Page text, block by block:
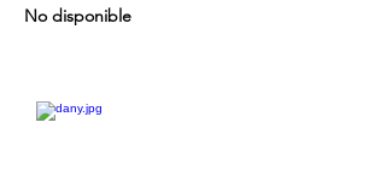
No disponible